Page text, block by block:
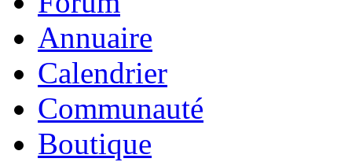
Annuaire
Calendrier
Communauté
Boutique